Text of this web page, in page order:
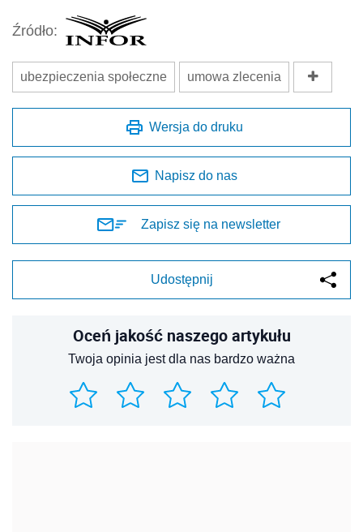
Źródło:
ubezpieczenia społeczne umowa zlecenia
Wersja do druku
Napisz do nas
Zapisz się na newsletter
Udostępnij
Oceń jakość naszego artykułu
Twoja opinia jest dla nas bardzo ważna